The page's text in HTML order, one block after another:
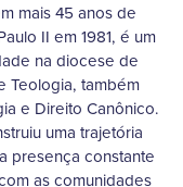
mais 45 anos de
II em 1981, é um
na diocese de
Teologia, também
e Direito Canônico.
uma trajetória
presença constante
as comunidades